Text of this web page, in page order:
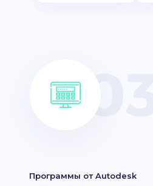
Программы от Autodesk